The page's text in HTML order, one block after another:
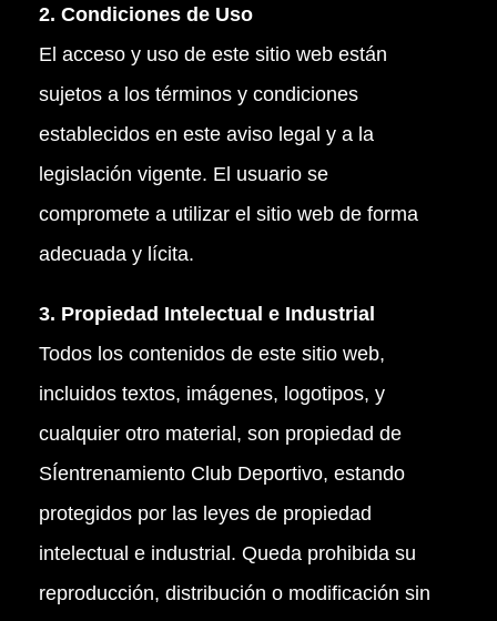
2. Condiciones de Uso
El acceso y uso de este sitio web están
sujetos a los términos y condiciones
establecidos en este aviso legal y a la
legislación vigente. El usuario se
compromete a utilizar el sitio web de forma
adecuada y lícita.
3. Propiedad Intelectual e Industrial
Todos los contenidos de este sitio web,
incluidos textos, imágenes, logotipos, y
cualquier otro material, son propiedad de
SÍentrenamiento Club Deportivo, estando
protegidos por las leyes de propiedad
intelectual e industrial. Queda prohibida su
reproducción, distribución o modificación sin